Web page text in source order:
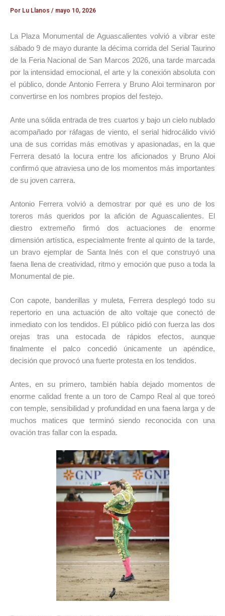
Por Lu Llanos / mayo 10, 2026
La Plaza Monumental de Aguascalientes volvió a vibrar este
sábado 9 de mayo durante la décima corrida del Serial Taurino
de la Feria Nacional de San Marcos 2026, una tarde marcada
por la intensidad emocional, el arte y la conexión absoluta con
el público, donde Antonio Ferrera y Bruno Aloi terminaron por
convertirse en los nombres propios del festejo.
Ante una sólida entrada de tres cuartos y bajo un cielo nublado
acompañado por ráfagas de viento, el serial hidrocálido vivió
una de sus corridas más emotivas y apasionadas, en la que
Ferrera desató la locura entre los aficionados y Bruno Aloi
confirmó que atraviesa uno de los momentos más importantes
de su joven carrera.
Antonio Ferrera volvió a demostrar por qué es uno de los
toreros más queridos por la afición de Aguascalientes. El
diestro extremeño firmó dos actuaciones de enorme
dimensión artística, especialmente frente al quinto de la tarde,
un bravo ejemplar de Santa Inés con el que construyó una
faena llena de creatividad, ritmo y emoción que puso a toda la
Monumental de pie.
Con capote, banderillas y muleta, Ferrera desplegó todo su
repertorio en una actuación de alto voltaje que conectó de
inmediato con los tendidos. El público pidió con fuerza las dos
orejas tras una estocada de rápidos efectos, aunque
finalmente el palco concedió únicamente un apéndice,
decisión que provocó una fuerte protesta en los tendidos.
Antes, en su primero, también había dejado momentos de
enorme calidad frente a un toro de Campo Real al que toreó
con temple, sensibilidad y profundidad en una faena larga y de
muchos matices que terminó siendo reconocida con una
ovación tras fallar con la espada.